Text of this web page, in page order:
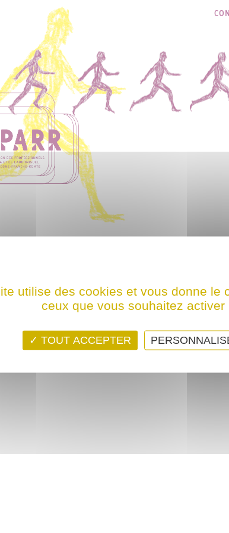
! Ce film n'est programmé actuellement dans aucune structure
utilise des cookies et vous donne le
ceux que vous souhaitez activer
TOUT ACCEPTER